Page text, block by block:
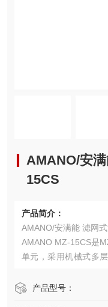
AMANO/安
15CS
产品简介：
AMANO/安满能 滤网
AMANO MZ-15CS是
单元，采用机械式多
接烟尘设计。
产品型号：